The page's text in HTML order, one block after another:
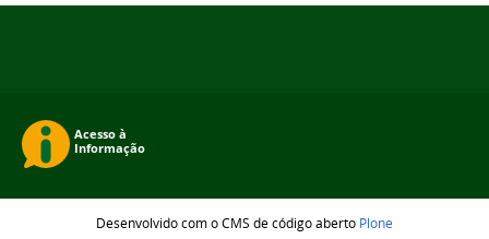
Desenvolvido com o CMS de código aberto Plone